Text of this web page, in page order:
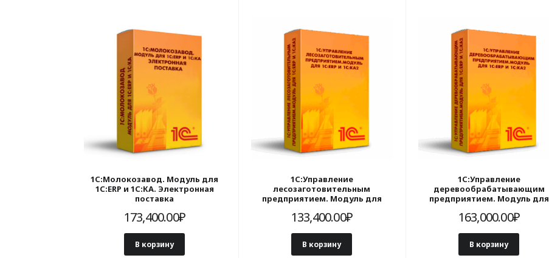
1С:Молокозавод. Модуль для
1С:ERP и 1С:КА. Электронная
поставка
173,400.00₽
В корзину
1С:Управление
лесозаготовительным
предприятием. Модуль для
поставка
133,400.00₽
В корзину
1С:Управление
деревообрабатывающим
предприятием. Модуль для
поставка
163,000.00₽
В корзину